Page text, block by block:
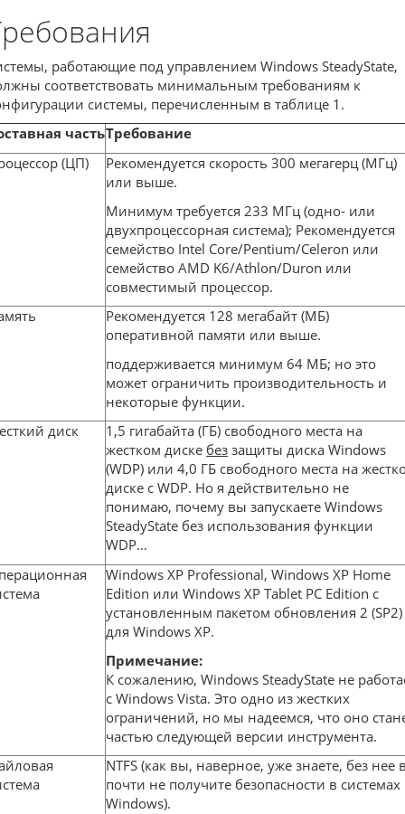
работающие под управлением Windows SteadyState,
соответствовать минимальным требованиям к
системы, перечисленным в таблице 1.
частьТребование
(ЦП)
Рекомендуется скорость 300 мегагерц (МГц)
или выше.
Минимум требуется 233 МГц (одно- или
двухпроцессорная система); Рекомендуется
семейство Intel Core/Pentium/Celeron или
семейство AMD K6/Athlon/Duron или
совместимый процессор.
Рекомендуется 128 мегабайт (МБ)
оперативной памяти или выше.
поддерживается минимум 64 МБ; но это
может ограничить производительность и
некоторые функции.
диск
1,5 гигабайта (ГБ) свободного места на
жестком диске без защиты диска Windows
(WDP) или 4,0 ГБ свободного места на
диске с WDP. Но я действительно не
понимаю, почему вы запускаете Windows
SteadyState без использования функции
WDP…
Windows XP Professional, Windows XP Home
Edition или Windows XP Tablet PC Edition с
установленным пакетом обновления 2 (SP2)
для Windows XP.
Примечание:
К сожалению, Windows SteadyState не
с Windows Vista. Это одно из жестких
ограничений, но мы надеемся, что оно
частью следующей версии инструмента.
NTFS (как вы, наверное, уже знаете, без нее
почти не получите безопасности в системах
Windows).